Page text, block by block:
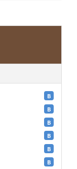
B
B
B
B
B
B